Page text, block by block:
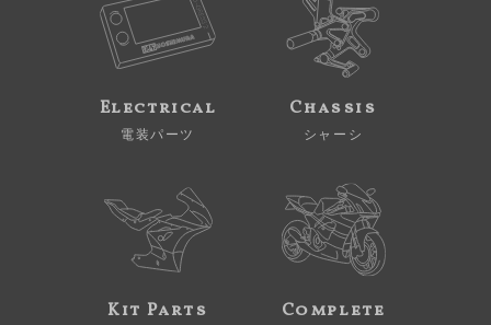
Electrical
電装パーツ
Chassis
シャーシ
Kit Parts Complete